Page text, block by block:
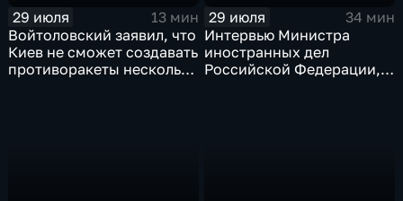
29 июля
13 мин
Войтоловский заявил, что
Киев не сможет создавать
противоракеты несколько
29 июля
34 мин
Интервью Министра
иностранных дел
Российской Федерации,